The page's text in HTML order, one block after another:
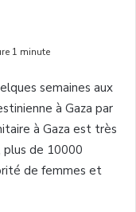
1 minute
semaines aux
à Gaza par
à Gaza est très
de 10000
de femmes et